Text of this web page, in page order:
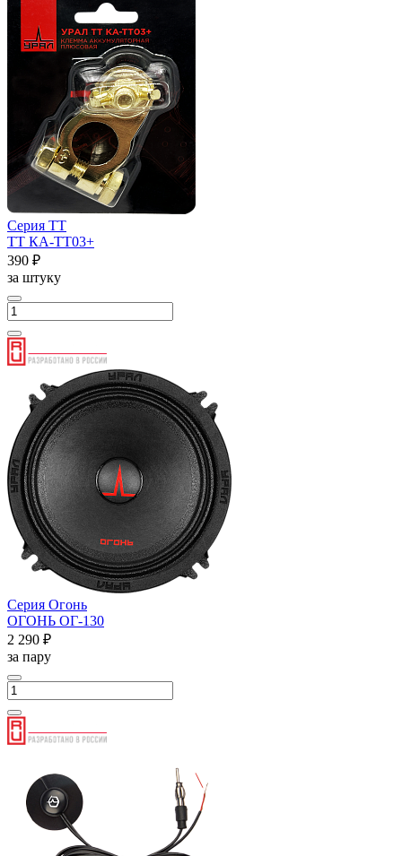
Серия ТТ
ТТ КА-ТТ03+
390 ₽
за штуку
Серия Огонь
ОГОНЬ ОГ-130
2 290 ₽
за пару